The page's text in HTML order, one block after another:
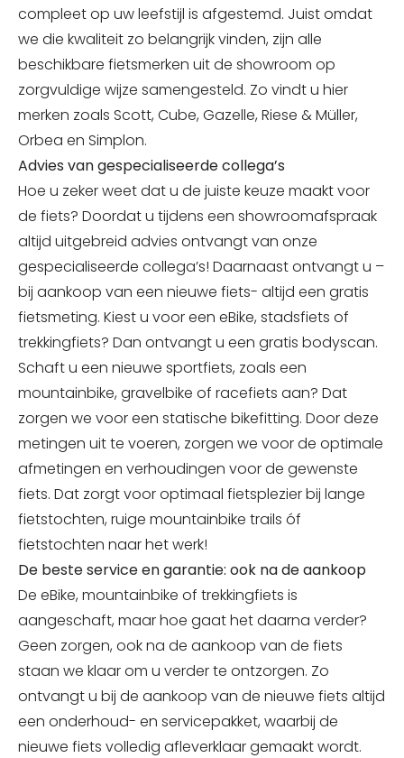
compleet op uw leefstijl is afgestemd. Juist omdat
we die kwaliteit zo belangrijk vinden, zijn alle
beschikbare fietsmerken uit de showroom op
zorgvuldige wijze samengesteld. Zo vindt u hier
merken zoals Scott, Cube, Gazelle, Riese & Müller,
Orbea en Simplon.
Advies van gespecialiseerde collega’s
Hoe u zeker weet dat u de juiste keuze maakt voor
de fiets? Doordat u tijdens een showroomafspraak
altijd uitgebreid advies ontvangt van onze
gespecialiseerde collega’s! Daarnaast ontvangt u –
bij aankoop van een nieuwe fiets- altijd een gratis
fietsmeting. Kiest u voor een eBike, stadsfiets of
trekkingfiets? Dan ontvangt u een gratis bodyscan.
Schaft u een nieuwe sportfiets, zoals een
mountainbike, gravelbike of racefiets aan? Dat
zorgen we voor een statische bikefitting. Door deze
metingen uit te voeren, zorgen we voor de optimale
afmetingen en verhoudingen voor de gewenste
fiets. Dat zorgt voor optimaal fietsplezier bij lange
fietstochten, ruige mountainbike trails óf
fietstochten naar het werk!
De beste service en garantie: ook na de aankoop
De eBike, mountainbike of trekkingfiets is
aangeschaft, maar hoe gaat het daarna verder?
Geen zorgen, ook na de aankoop van de fiets
staan we klaar om u verder te ontzorgen. Zo
ontvangt u bij de aankoop van de nieuwe fiets altijd
een onderhoud- en servicepakket, waarbij de
nieuwe fiets volledig afleverklaar gemaakt wordt.